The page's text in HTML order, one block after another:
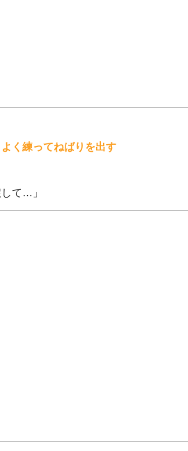
く練ってねばりを出す
て…」